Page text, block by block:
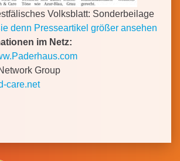
Volksblatt: Sonderbeilage
denn Presseartikel größer ansehen
im Netz:
Group
care.net